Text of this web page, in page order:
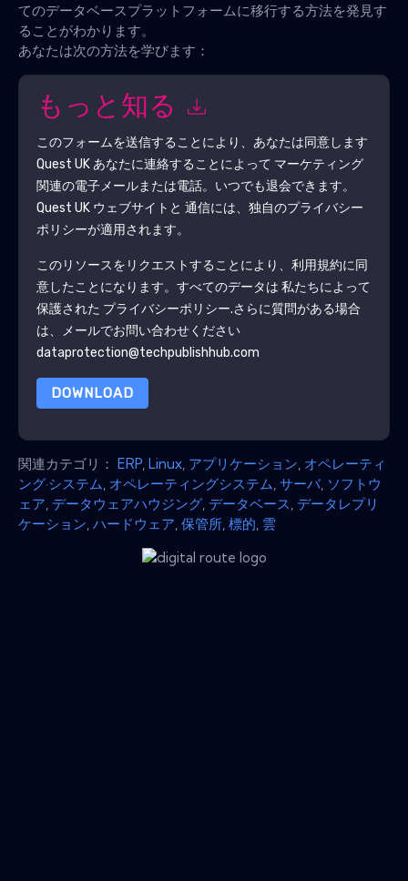
てのデータベースプラットフォームに移行する方法を発見す
ることがわかります。
あなたは次の方法を学びます：
もっと知る
このフォームを送信することにより、あなたは同意します
Quest UKあなたに連絡することによって マーケティング
関連の電子メールまたは電話。いつでも退会できます。
Quest UKウェブサイトと 通信には、独自のプライバシー
ポリシーが適用されます。
このリソースをリクエストすることにより、利用規約に同
意したことになります。すべてのデータは 私たちによって
保護された プライバシーポリシー.さらに質問がある場合
は、メールでお問い合わせください
dataprotection@techpublishhub.com
DOWNLOAD
関連カテゴリ： ERP Linux アプリケーション オペレーティ
ング·システム オペレーティングシステム サーバ, ソフトウ
ェア データウェアハウジング データベース データレプリ
ケーション ハードウェア 保管所 標的 雲